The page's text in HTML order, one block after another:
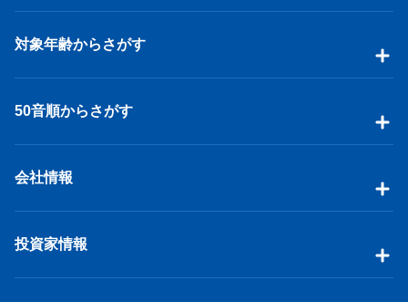
対象年齢からさがす
50音順からさがす
会社情報
投資家情報